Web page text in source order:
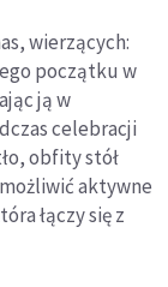
wierzących:
początku w
ją w
celebracji
obfity stół
aktywne
łączy się z